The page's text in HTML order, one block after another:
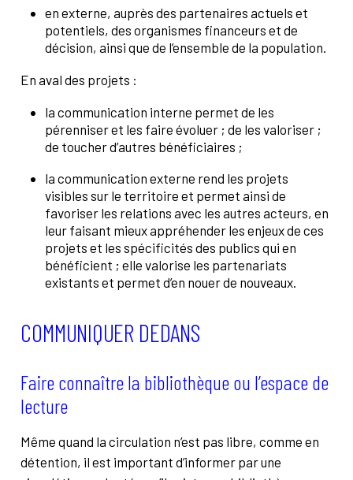
en externe, auprès des partenaires actuels et
potentiels, des organismes financeurs et de
décision, ainsi que de l’ensemble de la population.
En aval des projets :
la communication interne permet de les
pérenniser et les faire évoluer ; de les valoriser ;
de toucher d’autres bénéficiaires ;
la communication externe rend les projets
visibles sur le territoire et permet ainsi de
favoriser les relations avec les autres acteurs, en
leur faisant mieux appréhender les enjeux de ces
projets et les spécificités des publics qui en
bénéficient ; elle valorise les partenariats
existants et permet d’en nouer de nouveaux.
COMMUNIQUER DEDANS
Faire connaître la bibliothèque ou l’espace de
lecture
Même quand la circulation n’est pas libre, comme en
détention, il est important d’informer par une